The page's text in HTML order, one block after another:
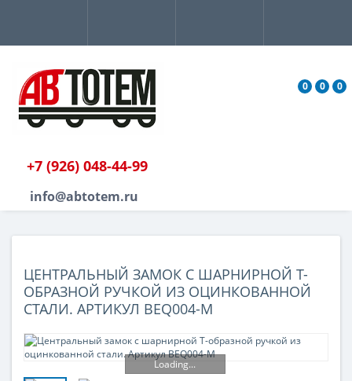
0 0 0
+7 (926) 048-44-99
info@abtotem.ru
ЦЕНТРАЛЬНЫЙ ЗАМОК С ШАРНИРНОЙ Т-
ОБРАЗНОЙ РУЧКОЙ ИЗ ОЦИНКОВАННОЙ
СТАЛИ. АРТИКУЛ BEQ004-M
Loading...